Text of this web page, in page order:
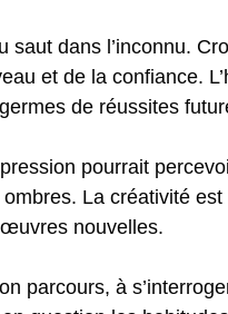
dans l’inconnu.
et de la confiance.
de réussites
pourrait
La créativité
nouvelles.
parcours, à